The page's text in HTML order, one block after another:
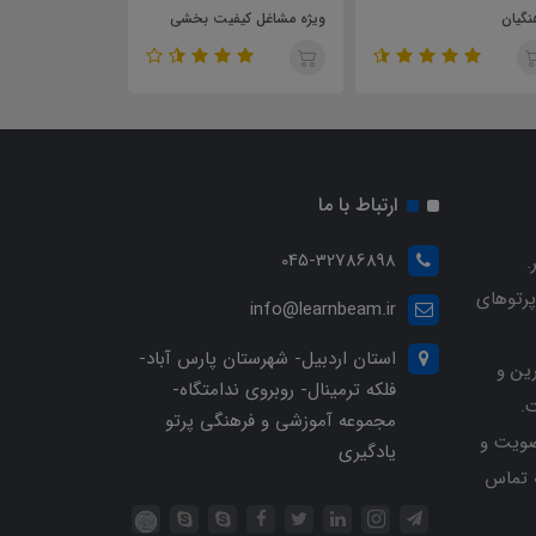
ویژه مشاغل کیفیت بخشی
و
و
خرید با شماره تلفن 04532786898 تماس
ارتباط با ما
045-32786898
info@learnbeam.ir
استان اردبیل- شهرستان پارس آباد-
فلکه ترمینال- روبروی ندامتگاه-
مجموعه آموزشی و فرهنگی پرتو
یادگیری